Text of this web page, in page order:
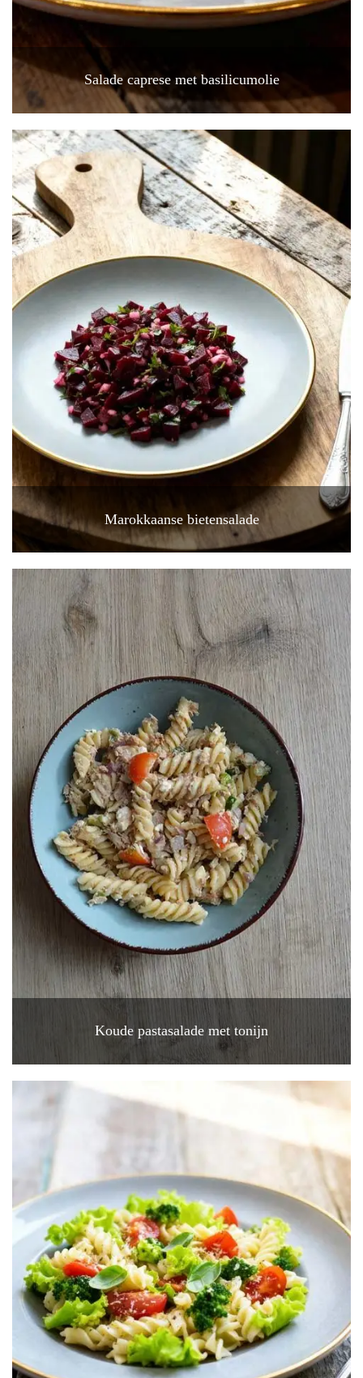
Salade caprese met basilicumolie
Marokkaanse bietensalade
Koude pastasalade met tonijn